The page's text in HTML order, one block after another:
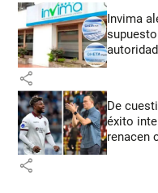
Invima
share
De
éxito
renacen
share